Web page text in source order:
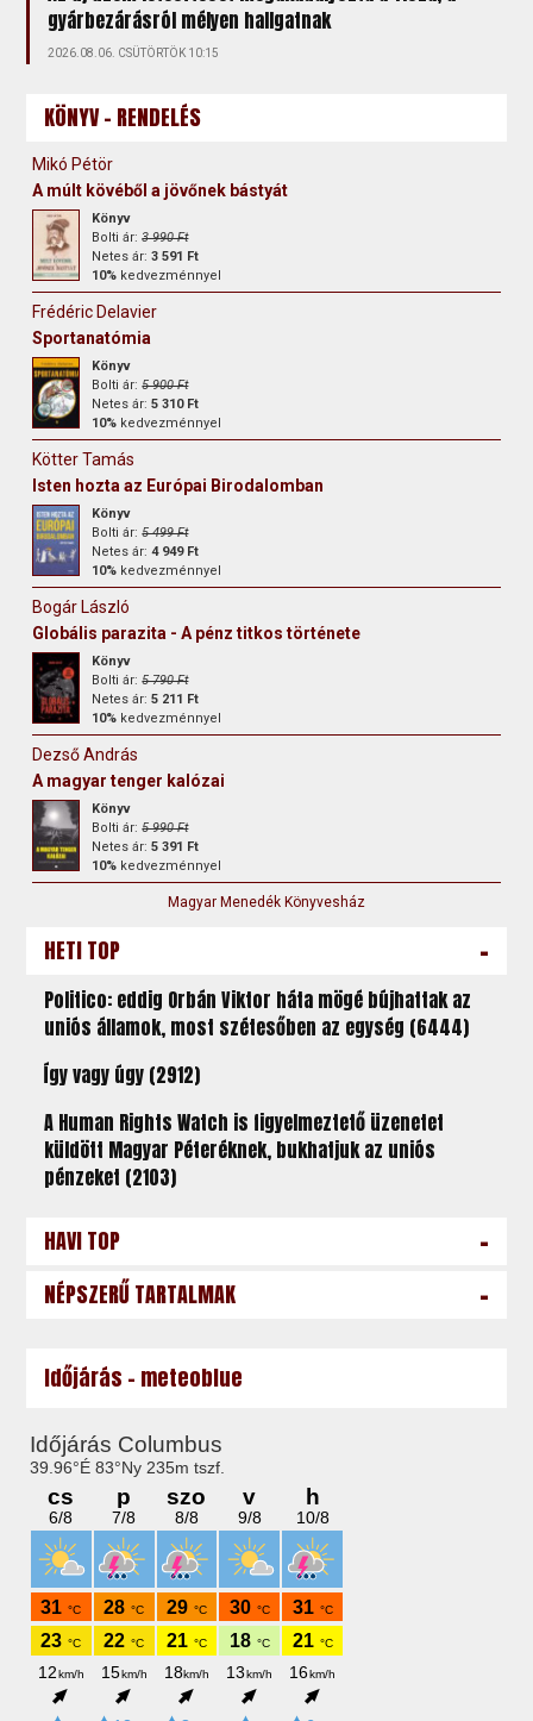
gyárbezárásról mélyen hallgatnak
2026.08.06. CSÜTÖRTÖK 10:15
KÖNYV - RENDELÉS
Mikó Pétör
A múlt kövéből a jövőnek bástyát
Könyv
Bolti ár:3 990 Ft
Netes ár:3 591 Ft
10% kedvezménnyel
Frédéric Delavier
Sportanatómia
Könyv
Bolti ár:5 900 Ft
Netes ár:5 310 Ft
10% kedvezménnyel
Kötter Tamás
Isten hozta az Európai Birodalomban
Könyv
Bolti ár:5 499 Ft
Netes ár:4 949 Ft
10% kedvezménnyel
Bogár László
Globális parazita - A pénz titkos története
Könyv
Bolti ár:5 790 Ft
Netes ár:5 211 Ft
10% kedvezménnyel
Dezső András
A magyar tenger kalózai
Könyv
Bolti ár:5 990 Ft
Netes ár:5 391 Ft
10% kedvezménnyel
Magyar Menedék Könyvesház
HETI TOP -
Politico: eddig Orbán Viktor háta mögé bújhattak az
uniós államok, most szétesőben az egység (6444)
Így vagy úgy (2912)
A Human Rights Watch is figyelmeztető üzenetet
küldött Magyar Péteréknek, bukhatjuk az uniós
pénzeket (2103)
HAVI TOP -
NÉPSZERŰ TARTALMAK -
Időjárás - meteoblue